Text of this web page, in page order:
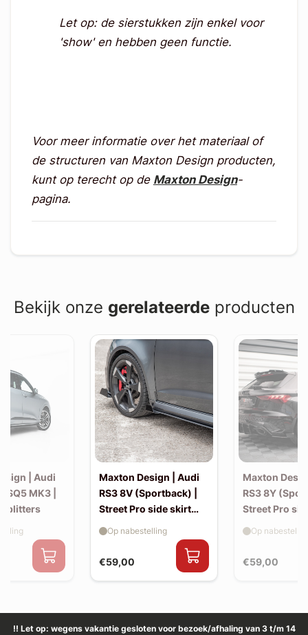
Let op: de sierstukken zijn enkel voor
'show' en hebben geen functie.
Voor meer informatie over het materiaal of
de structuren van Maxton Design producten,
kunt op terecht op de Maxton Design-
pagina.
Bekijk onze gerelateerdeproducten
| Audi
SQ5 MK3 |
splitters
Maxton Design | Audi
RS3 8V (Sportback) |
Street Pro side skirt
splitter flaps
€59,00
Op nabestelling
Maxton
RS3 8Y
Street Pro
splitter flaps
€59,00
Op
!! Let op: wegens vakantie gesloten voor bezoek/afhaling van 3 t/m 14